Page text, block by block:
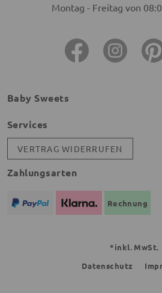
Montag - Freitag von
Baby Sweets
Services
VERTRAG WIDERRUFEN
Zahlungsarten
Rechnung
*inkl. MwSt.
Datenschutz